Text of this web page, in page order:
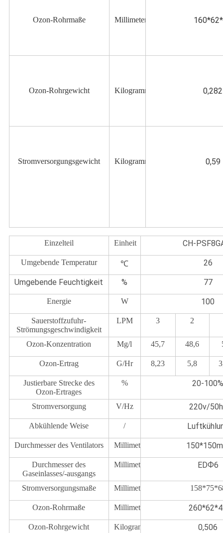
Ozon-Rohrmaße Millimeter
Ozon-Rohrgewicht Kilogramm 0,282
Stromversorgungsgewicht Kilogramm 0,59
Einzelteil Einheit CH-
Umgebende Temperatur ℃ 26
Umgebende Feuchtigkeit % 77
Energie W 100
Sauerstoffzufuhr-
Strömungsgeschwindigkeit
LPM 3 2
Ozon-Konzentration Mg/l 45,7 48,6
Ozon-Ertrag G/Hr 8,23 5,8
Justierbare Strecke des
Ozon-Ertrages
% 20-
Stromversorgung V/Hz 220v/
Abkühlende Weise /
Durchmesser des Ventilators Millimeter
Durchmesser des
Gaseinlasses/-ausgangs
Millimeter EDФ6
Stromversorgungsmaße Millimeter
Ozon-Rohrmaße Millimeter
Ozon-Rohrgewicht Kilogramm 0,506